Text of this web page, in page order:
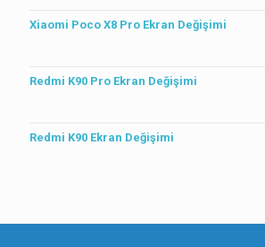
Xiaomi Poco X8 Pro Ekran Değişimi
Redmi K90 Pro Ekran Değişimi
Redmi K90 Ekran Değişimi